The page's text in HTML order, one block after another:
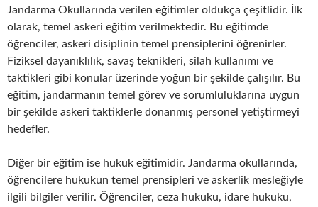
Jandarma Okullarında verilen eğitimler oldukça çeşitlidir. İlk
olarak, temel askeri eğitim verilmektedir. Bu eğitimde
öğrenciler, askeri disiplinin temel prensiplerini öğrenirler.
Fiziksel dayanıklılık, savaş teknikleri, silah kullanımı ve
taktikleri gibi konular üzerinde yoğun bir şekilde çalışılır. Bu
eğitim, jandarmanın temel görev ve sorumluluklarına uygun
bir şekilde askeri taktiklerle donanmış personel yetiştirmeyi
hedefler.
Diğer bir eğitim ise hukuk eğitimidir. Jandarma okullarında,
öğrencilere hukukun temel prensipleri ve askerlik mesleğiyle
ilgili bilgiler verilir. Öğrenciler, ceza hukuku, idare hukuku,